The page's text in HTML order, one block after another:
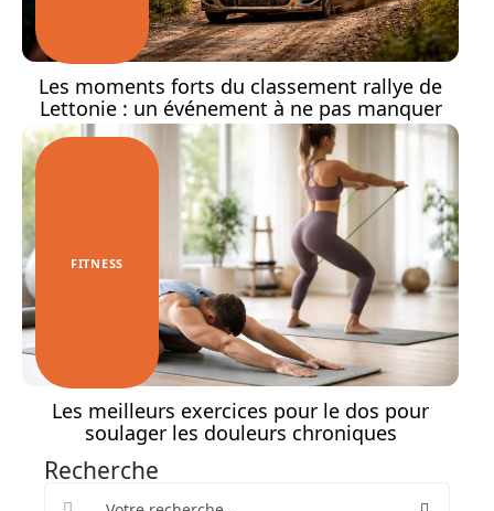
Les moments forts du classement rallye de
Lettonie : un événement à ne pas manquer
FITNESS
Les meilleurs exercices pour le dos pour
soulager les douleurs chroniques
Recherche